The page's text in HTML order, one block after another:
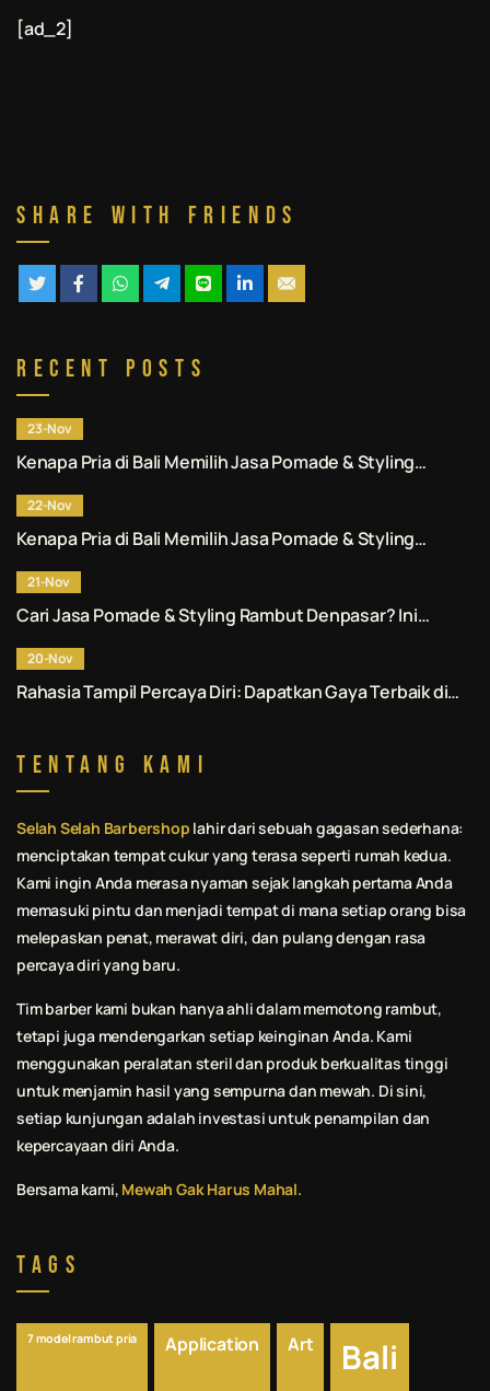
[ad_2]
Share With Friends
Recent Posts
23-Nov
Kenapa Pria di Bali Memilih Jasa Pomade & Styling
22-Nov
Kenapa Pria di Bali Memilih Jasa Pomade & Styling
21-Nov
Cari Jasa Pomade & Styling Rambut Denpasar? Ini
20-Nov
Rahasia Tampil Percaya Diri: Dapatkan Gaya Terbaik di
Tentang Kami
Selah Selah Barbershop lahir dari sebuah gagasan sederhana:
menciptakan tempat cukur yang terasa seperti rumah kedua.
Kami ingin Anda merasa nyaman sejak langkah pertama Anda
memasuki pintu dan menjadi tempat di mana setiap orang bisa
melepaskan penat, merawat diri, dan pulang dengan rasa
percaya diri yang baru.
Tim barber kami bukan hanya ahli dalam memotong rambut,
tetapi juga mendengarkan setiap keinginan Anda. Kami
menggunakan peralatan steril dan produk berkualitas tinggi
untuk menjamin hasil yang sempurna dan mewah. Di sini,
setiap kunjungan adalah investasi untuk penampilan dan
kepercayaan diri Anda.
Bersama kami, Mewah Gak Harus Mahal.
Tags
7 model rambut pria Application Art Bali